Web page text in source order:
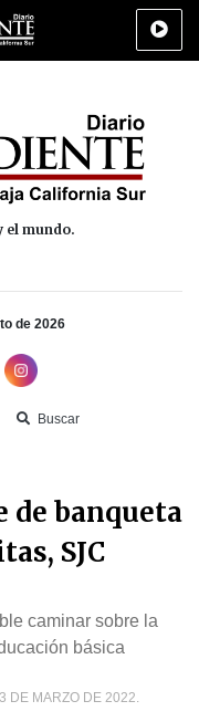
Deportes Cultura
el mundo.
de 2026
Buscar
de banqueta
SJC
caminar sobre la
básica
DE MARZO DE 2022.